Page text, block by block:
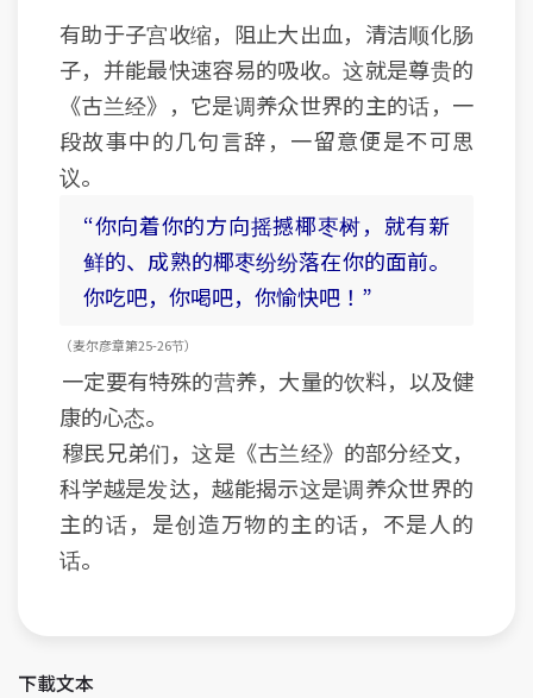
有助于子宫收缩，阻止大出血，清洁顺化肠
子，并能最快速容易的吸收。这就是尊贵的
《古兰经》，它是调养众世界的主的话，一
段故事中的几句言辞，一留意便是不可思
议。
“你向着你的方向摇撼椰枣树，就有新
鲜的、成熟的椰枣纷纷落在你的面前。
你吃吧，你喝吧，你愉快吧！”
（麦尔彦章 第25-26节）
一定要有特殊的营养，大量的饮料，以及健
康的心态。
穆民兄弟们，这是《古兰经》的部分经文，
科学越是发达，越能揭示这是调养众世界的
主的话，是创造万物的主的话，不是人的
话。
下載文本